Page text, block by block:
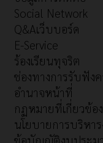
Social Network
Q&Aเว็บบอร์ด
E-Service
ร้องเรียนทุจริต
ช่องทางการรับฟัง
อำนาจหน้าที่
กฏหมายที่เกี่ยวข้อง
นโยบายการบริหา
ข้อบัญญัติงบประม